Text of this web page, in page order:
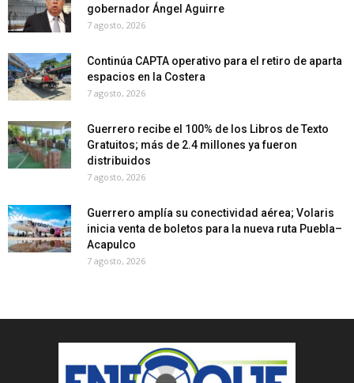
gobernador Ángel Aguirre
7 agosto, 2026
Continúa CAPTA operativo para el retiro de aparta
espacios en la Costera
7 agosto, 2026
Guerrero recibe el 100% de los Libros de Texto
Gratuitos; más de 2.4 millones ya fueron
distribuidos
7 agosto, 2026
Guerrero amplía su conectividad aérea; Volaris
inicia venta de boletos para la nueva ruta Puebla–
Acapulco
7 agosto, 2026